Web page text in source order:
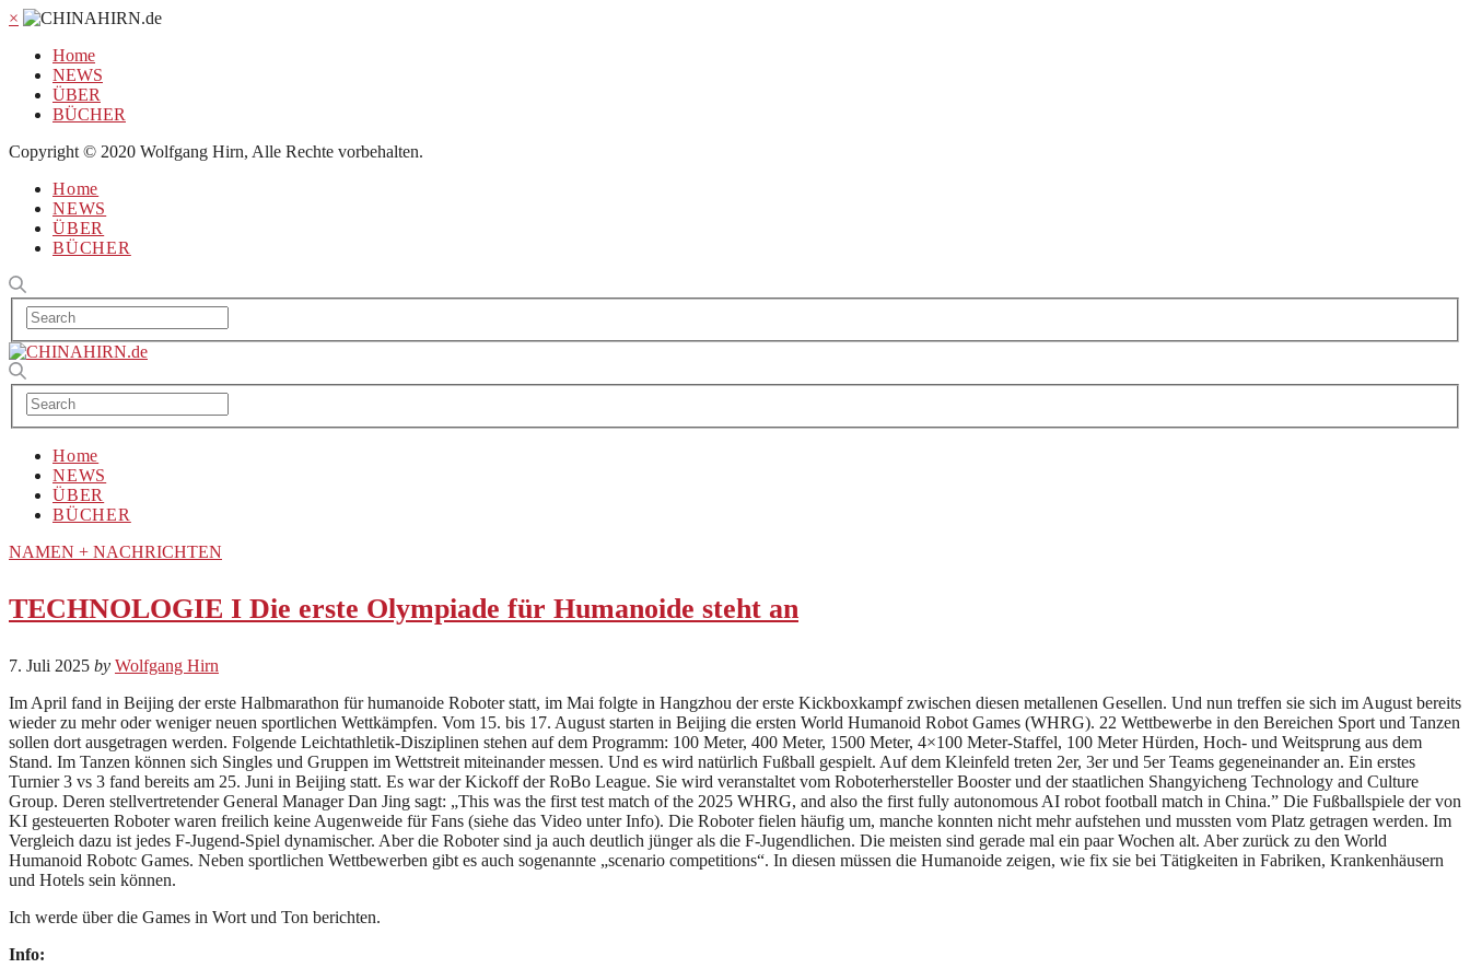
×
Home
NEWS
ÜBER
BÜCHER
Copyright © 2020 Wolfgang Hirn, Alle Rechte vorbehalten.
Home
NEWS
ÜBER
BÜCHER
Home
NEWS
ÜBER
BÜCHER
NAMEN + NACHRICHTEN
TECHNOLOGIE I Die erste Olympiade für Humanoide steht an
7. Juli 2025 by Wolfgang Hirn
Im April fand in Beijing der erste Halbmarathon für humanoide Roboter statt, im Mai folgte in Hangzhou der erste Kickboxkampf zwischen diesen metallenen Gesellen. Und nun treffen sie sich im August bereits
wieder zu mehr oder weniger neuen sportlichen Wettkämpfen. Vom 15. bis 17. August starten in Beijing die ersten World Humanoid Robot Games (WHRG). 22 Wettbewerbe in den Bereichen Sport und Tanzen
sollen dort ausgetragen werden. Folgende Leichtathletik-Disziplinen stehen auf dem Programm: 100 Meter, 400 Meter, 1500 Meter, 4×100 Meter-Staffel, 100 Meter Hürden, Hoch- und Weitsprung aus dem
Stand. Im Tanzen können sich Singles und Gruppen im Wettstreit miteinander messen. Und es wird natürlich Fußball gespielt. Auf dem Kleinfeld treten 2er, 3er und 5er Teams gegeneinander an. Ein erstes
Turnier 3 vs 3 fand bereits am 25. Juni in Beijing statt. Es war der Kickoff der RoBo League. Sie wird veranstaltet vom Roboterhersteller Booster und der staatlichen Shangyicheng Technology and Culture
Group. Deren stellvertretender General Manager Dan Jing sagt: „This was the first test match of the 2025 WHRG, and also the first fully autonomous AI robot football match in China.” Die Fußballspiele der von
KI gesteuerten Roboter waren freilich keine Augenweide für Fans (siehe das Video unter Info). Die Roboter fielen häufig um, manche konnten nicht mehr aufstehen und mussten vom Platz getragen werden. Im
Vergleich dazu ist jedes F-Jugend-Spiel dynamischer. Aber die Roboter sind ja auch deutlich jünger als die F-Jugendlichen. Die meisten sind gerade mal ein paar Wochen alt. Aber zurück zu den World
Humanoid Robotc Games. Neben sportlichen Wettbewerben gibt es auch sogenannte „scenario competitions“. In diesen müssen die Humanoide zeigen, wie fix sie bei Tätigkeiten in Fabriken, Krankenhäusern
und Hotels sein können.
Ich werde über die Games in Wort und Ton berichten.
Info: